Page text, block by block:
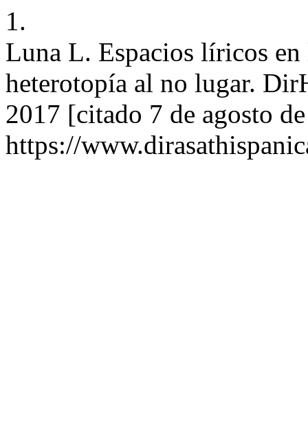
1.
Luna L. Espacios líricos
heterotopía al no lugar.
2017 [citado 7 de agosto
https://